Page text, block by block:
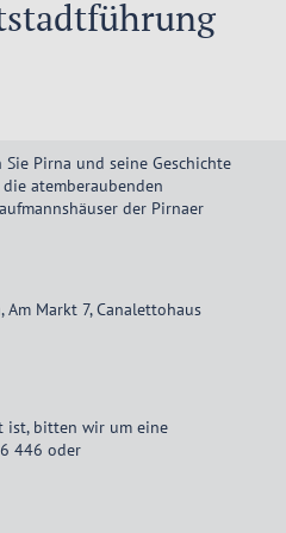
Pirna und seine Geschichte
atemberaubenden
der Pirnaer
Markt 7, Canalettohaus
ist, bitten wir um eine
446 oder